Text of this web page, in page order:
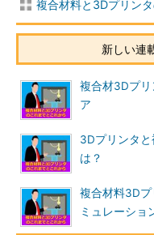
複合材料と3Dプリン
新しい連
複合材3Dプ
ア
3Dプリンタ
は？
複合材料3D
ミュレーショ